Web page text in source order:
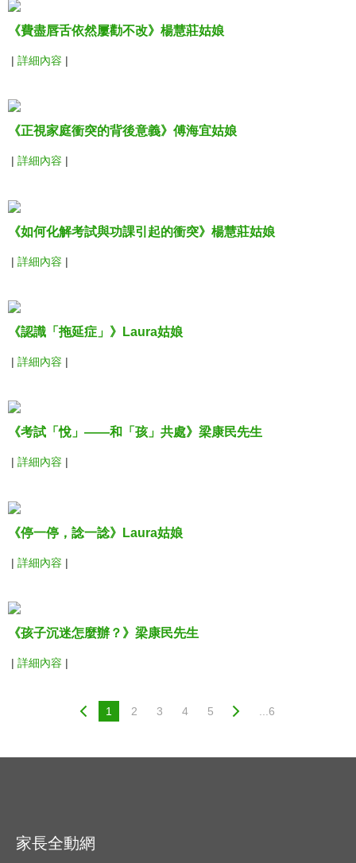
《費盡唇舌依然屢勸不改》楊慧莊姑娘
| 詳細內容 |
《正視家庭衝突的背後意義》傅海宜姑娘
| 詳細內容 |
《如何化解考試與功課引起的衝突》楊慧莊姑娘
| 詳細內容 |
《認識「拖延症」》Laura姑娘
| 詳細內容 |
《考試「悅」——和「孩」共處》梁康民先生
| 詳細內容 |
《停一停，諗一諗》Laura姑娘
| 詳細內容 |
《孩子沉迷怎麼辦？》梁康民先生
| 詳細內容 |
1 2 3 4 5 ...6
家長全動網